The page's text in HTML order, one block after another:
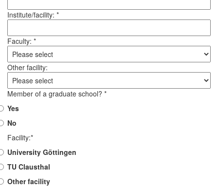
Institute/facility: *
Faculty: *
Other facility:
Member of a graduate school? *
Yes
No
Facility:*
University Göttingen
TU Clausthal
Other facility